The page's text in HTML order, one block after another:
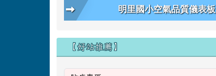
明里國小空氣品質儀表板
【好站推薦】